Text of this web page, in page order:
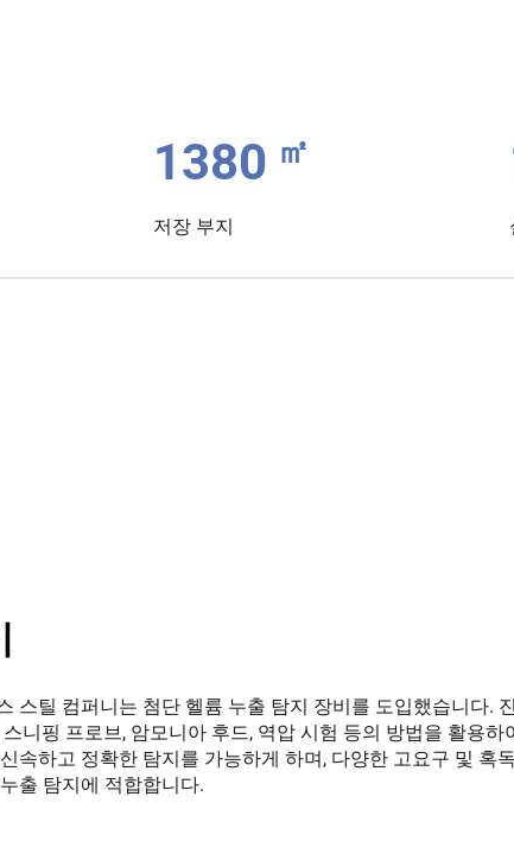
1500 ㎡
저장 부지
스틸 컴퍼니는 첨단 헬륨 누출 탐지 장비를 도입했습니다. 진
니핑 프로브, 암모니아 후드, 역압 시험 등의 방법을 활용하
속하고 정확한 탐지를 가능하게 하며, 다양한 고요구 및 혹독
출 탐지에 적합합니다.